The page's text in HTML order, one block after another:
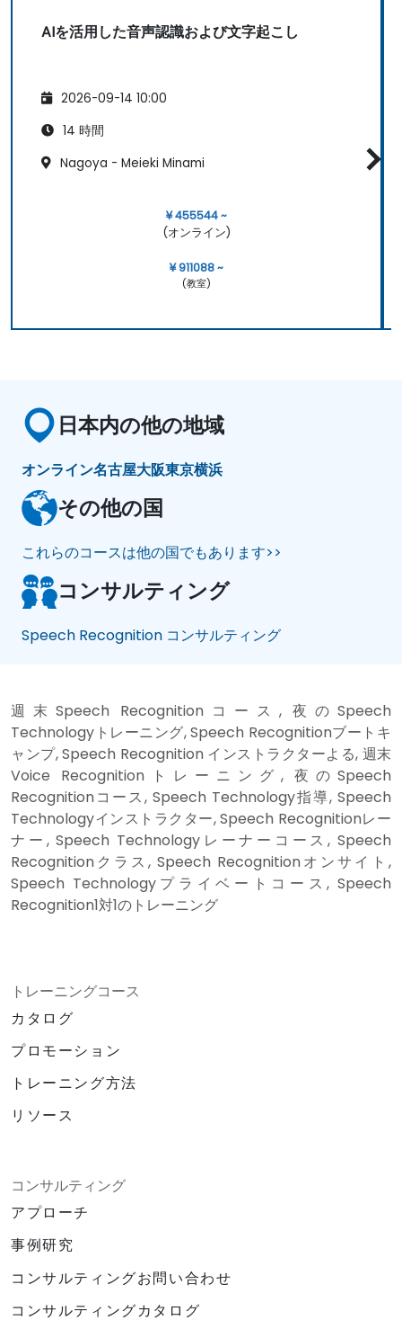
AIを活用した音声認識および文字起こし
2026-09-14 10:00
14 時間
Nagoya - Meieki Minami
¥ 455544 ~
(オンライン)
¥ 911088 ~
(教室)
日本内の他の地域
オンライン名古屋大阪東京横浜
その他の国
これらのコースは他の国でもあります>>
コンサルティング
Speech Recognition コンサルティング
週末Speech Recognitionコース, 夜のSpeech
Technologyトレーニング, Speech Recognitionブートキ
ャンプ, Speech Recognition インストラクターよる, 週末
Voice Recognitionトレーニング, 夜のSpeech
Recognitionコース, Speech Technology指導, Speech
Technologyインストラクター, Speech Recognitionレー
ナー, Speech Technologyレーナーコース, Speech
Recognitionクラス, Speech Recognitionオンサイト,
Speech Technologyプライベートコース, Speech
Recognition1対1のトレーニング
トレーニングコース
カタログ
プロモーション
トレーニング方法
リソース
コンサルティング
アプローチ
事例研究
コンサルティングお問い合わせ
コンサルティングカタログ